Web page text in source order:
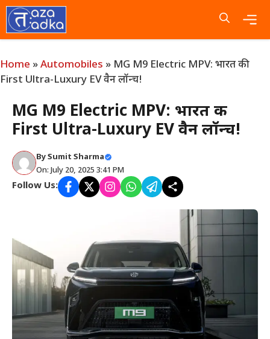
Skip
to
content
Home »Automobiles » MG M9 Electric MPV: भारत की
First Ultra-Luxury EV वैन लॉन्च!
MG M9 Electric MPV: भारत की
First Ultra-Luxury EV वैन लॉन्च!
BySumit Sharma
On: July 20, 2025 3:41 PM
Follow Us: